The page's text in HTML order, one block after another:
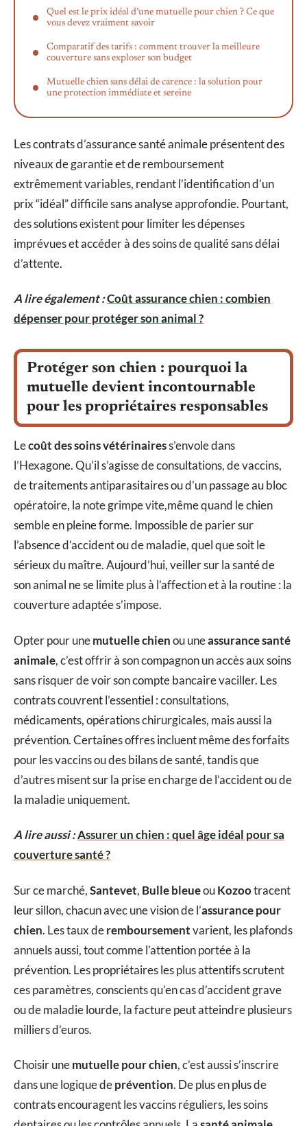
Quel est le prix idéal d’une mutuelle pour chien ? Ce que
vous devez vraiment savoir
Comparatif des tarifs : comment trouver la meilleure
couverture sans exploser son budget
Mutuelle chien sans délai de carence : la solution pour
une protection immédiate et sereine
Les contrats d’assurance santé animale présentent des
niveaux de garantie et de remboursement
extrêmement variables, rendant l’identification d’un
prix “idéal” difficile sans analyse approfondie. Pourtant,
des solutions existent pour limiter les dépenses
imprévues et accéder à des soins de qualité sans délai
d’attente.
A lire également :Coût assurance chien : combien
dépenser pour protéger son animal ?
Protéger son chien : pourquoi la
mutuelle devient incontournable
pour les propriétaires responsables
Lecoût des soins vétérinairess’envole dans
l’Hexagone. Qu’il s’agisse de consultations, de vaccins,
de traitements antiparasitaires ou d’un passage au bloc
opératoire, la note grimpe vite,même quand le chien
semble en pleine forme. Impossible de parier sur
l’absence d’accident ou de maladie, quel que soit le
sérieux du maître. Aujourd’hui, veiller sur la santé de
son animal ne se limite plus à l’affection et à la routine : la
couverture adaptée s’impose.
Opter pour unemutuelle chienou uneassurance santé
animale, c’est offrir à son compagnon un accès aux soins
sans risquer de voir son compte bancaire vaciller. Les
contrats couvrent l’essentiel : consultations,
médicaments, opérations chirurgicales, mais aussi la
prévention. Certaines offres incluent même des forfaits
pour les vaccins ou des bilans de santé, tandis que
d’autres misent sur la prise en charge de l’accident ou de
la maladie uniquement.
A lire aussi :Assurer un chien : quel âge idéal pour sa
couverture santé ?
Sur ce marché,Santevet, Bulle bleueouKozootracent
leur sillon, chacun avec une vision de l’assurance pour
chien. Les taux deremboursementvarient, les plafonds
annuels aussi, tout comme l’attention portée à la
prévention. Les propriétaires les plus attentifs scrutent
ces paramètres, conscients qu’en cas d’accident grave
ou de maladie lourde, la facture peut atteindre plusieurs
milliers d’euros.
Choisir unemutuelle pour chien, c’est aussi s’inscrire
dans une logique deprévention. De plus en plus de
contrats encouragent les vaccins réguliers, les soins